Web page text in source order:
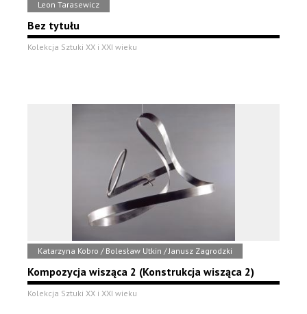
Leon Tarasewicz
Bez tytułu
Kolekcja Sztuki XX i XXI wieku
Katarzyna Kobro / Bolesław Utkin / Janusz Zagrodzki
Kompozycja wisząca 2 (Konstrukcja wisząca 2)
Kolekcja Sztuki XX i XXI wieku